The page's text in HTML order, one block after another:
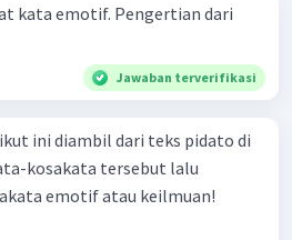
kata emotif. Pengertian dari
Jawaban terverifikasi
ini diambil dari teks pidato di
kosakata tersebut lalu
emotif atau keilmuan!